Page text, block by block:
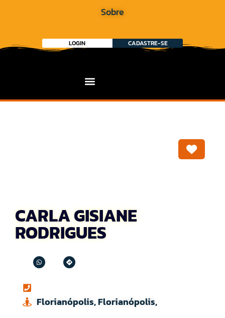
Sobre
LOGIN CADASTRE-SE
CARLA GISIANE
RODRIGUES
Florianópolis, Florianópolis,